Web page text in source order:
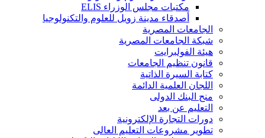
مكتبات مجلس الوزراء ELIS
أصدقاء مدينة زويل للعلوم والتكنولوجيا
الجامعات المصرية
شبكة الجامعات المصرية
هيئة الفولبرايت
قانون تنظيم الجامعات
كتابة السيرة الذاتية
اللجان العلمية الدائمة
منح البنك الدولى
التعليم عن بعد
دورات التجارة الإلكترونية
تطوير مشروعات التعليم العالى